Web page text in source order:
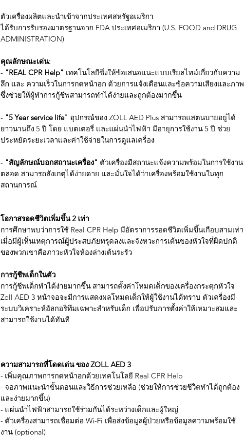
ตัวเครื่องผลิตและนำเข้าจากประเทศสหรัฐอเมริกา
ได้รับการรับรองมาตรฐานจาก FDA ประเทศอเมริกา (U.S. FOOD and DRUG
ADMINISTRATION)
คุณลักษณะเด่น:
- "REAL CPR Help" เทคโนโลยีซึ่งให้ข้อเสนอแนะแบบเรียลไทม์เกี่ยวกับความ
ลึก และ ความเร็วในการกดหน้าอก ด้วยการแจ้งเตือนและข้อความเสียงและภาพ
ซึ่งช่วยให้ผู้ทำการกู้ชีพสามารถทำได้ง่ายและถูกต้องมากขึ้น
- "5 Year service life" อุปกรณ์ของ ZOLL AED Plus สามารถแสตนบายอยู่ได้
ยาวนานถึง 5 ปี โดย แบตเตอรี่ และแผ่นนำไฟฟ้า มีอายุการใช้งาน 5 ปี ช่วย
ประหยัดระยะเวลาและค่าใช้จ่ายในการดูแลเครื่อง
- "สัญลักษณ์บอกสถานะเครื่อง" ตัวเครื่องมีสถานะแจ้งความพร้อมในการใช้งาน
ตลอด สามารถสังเกตุได้ง่ายดาย และมั่นใจได้ว่าเครื่องพร้อมใช้งานในทุก
สถานการณ์
โอกาสรอดชีวิตเพิ่มขึ้น 2 เท่า
การศึกษาพบว่าการใช้ Real CPR Help มีอัตราการรอดชีวิตเพิ่มขึ้นเกือบสามเท่า
เมื่อมีผู้เห็นเหตุการณ์ผู้ประสบภัยทรุดลงและจังหวะการเต้นของหัวใจที่ผิดปกติ
ของพวกเขาคือภาวะหัวใจห้องล่างเต้นระรัว
การกู้ชีพเด็กในตัว
การกู้ชีพเด็กทำได้ง่ายมากขึ้น สามารถตั้งค่าโหมดเด็กของเครื่องกระตุกหัวใจ
Zoll AED 3 หน้าจอจะมีการแสดงผลโหมดเด็กให้ผู้ใช้งานได้ทราบ ตัวเครื่องมี
ระบบวิเคราะห์อัลกอริทึมเฉพาะสำหรับเด็ก เพื่อปรับการตั้งค่าให้เหมาะสมและ
สามารถใช้งานได้ทันที
------
ความสามารถที่โดดเด่น ของ ZOLL AED 3
- เพิ่มคุณภาพการกดหน้าอกด้วยเทคโนโลยี Real CPR Help
- จอภาพแนะนำขั้นตอนและวิธีการช่วยเหลือ (ช่วยให้การช่วยชีวิตทำได้ถูกต้อง
และง่ายมากขึ้น)
- แผ่นนำไฟฟ้าสามารถใช้ร่วมกันได้ระหว่างเด็กและผู้ใหญ่
- ตัวเครื่องสามารถเชื่อมต่อ Wi-Fi เพื่อส่งข้อมูลผู้ป่วยหรือข้อมูลความพร้อมใช้
งาน (optional)